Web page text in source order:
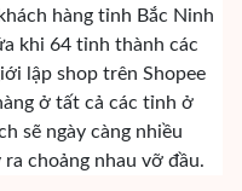
hàng tỉnh Bắc Ninh
khi 64 tỉnh thành các
lập shop trên Shopee
ở tất cả các tỉnh ở
sẽ ngày càng nhiều
choảng nhau vỡ đầu.